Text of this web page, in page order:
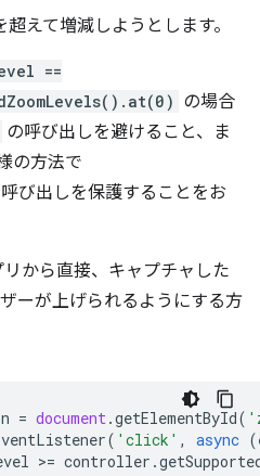
えて増減しようとします。
==
の場合
の呼び出しを避けること、ま
の方法で
び出しを保護することをお
から直接、キャプチャした
ーが上げられるようにする方
= document.getElementById(
( 'click' , async (
>= controller .